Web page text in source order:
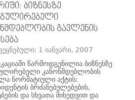
ᲑᲘᲖᲜᲔᲡᲖᲔ
ᲒᲐᲕᲚᲔᲜᲘᲡ
1 იანვარი, 2007
წარმოდგენილია ბიზნესზე
კანონმდებლობის
ნორმატიული აქტის:
ბრძანებულებების,
და სხვათა მიხედვით და